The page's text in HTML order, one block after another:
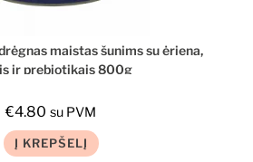
drėgnas maistas šunims su ėriena,
ir prebiotikais 800g
€4.80 su PVM
Į KREPŠELĮ